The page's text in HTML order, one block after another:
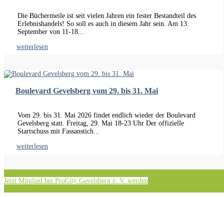
Die Büchermeile ist seit vielen Jahren ein fester Bestandteil des
Erlebnishandels! So soll es auch in diesem Jahr sein. Am 13.
September von 11-18...
weiterlesen
Boulevard Gevelsberg vom 29. bis 31. Mai
Vom 29. bis 31. Mai 2026 findet endlich wieder der Boulevard
Gevelsberg statt. Freitag, 29. Mai 18-23 Uhr Der offizielle
Startschuss mit Fassanstich...
weiterlesen
Jetzt Mitglied bei ProCity Gevelsberg e. V. werden